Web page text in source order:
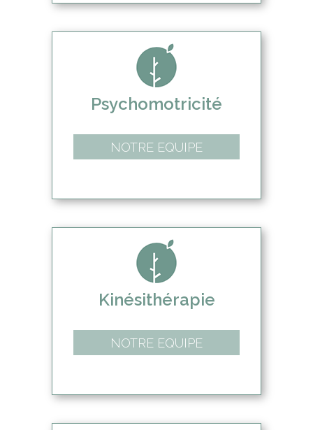
Psychomotricité
NOTRE EQUIPE
Kinésithérapie
NOTRE EQUIPE